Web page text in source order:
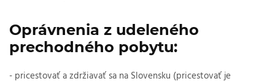
Oprávnenia z udeleného
prechodného pobytu:
- pricestovať a zdržiavať sa na Slovensku (pricestovať je